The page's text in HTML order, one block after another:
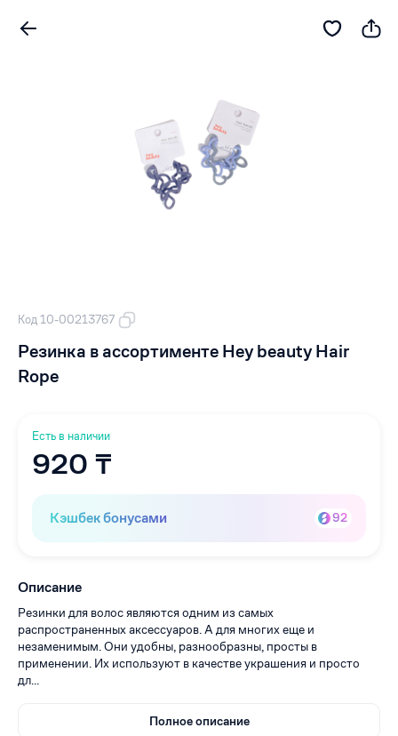
Код 10-00213767
Резинка в ассортименте Hey beauty Hair
Rope
Есть в наличии
920 ₸
Кэшбек бонусами 92
Описание
Резинки для волос являются одним из самых
распространенных аксессуаров. А для многих еще и
незаменимым. Они удобны, разнообразны, просты в
применении. Их используют в качестве украшения и просто
дл...
Полное описание